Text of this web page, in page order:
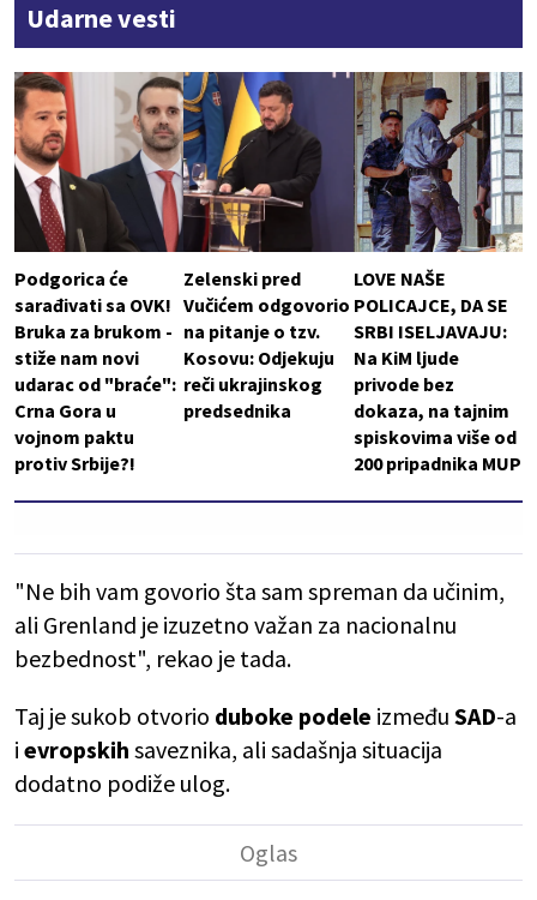
Udarne vesti
Podgorica će
sarađivati sa OVK!
Bruka za brukom -
stiže nam novi
udarac od "braće":
Crna Gora u
vojnom paktu
protiv Srbije?!
Zelenski pred
Vučićem odgovorio
na pitanje o tzv.
Kosovu: Odjekuju
reči ukrajinskog
predsednika
LOVE NAŠE
POLICAJCE, DA SE
SRBI ISELJAVAJU:
Na KiM ljude
privode bez
dokaza, na tajnim
spiskovima više od
200 pripadnika MUP
"Ne bih vam govorio šta sam spreman da učinim,
ali Grenland je izuzetno važan za nacionalnu
bezbednost", rekao je tada.
Taj je sukob otvorio duboke podele između SAD-a
i evropskih saveznika, ali sadašnja situacija
dodatno podiže ulog.